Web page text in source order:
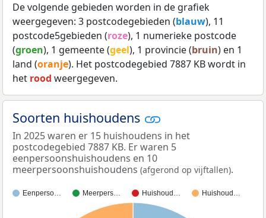
De volgende gebieden worden in de grafiek
weergegeven: 3 postcodegebieden (blauw), 11
postcode5gebieden (roze), 1 numerieke postcode
(groen), 1 gemeente (geel), 1 provincie (bruin) en 1
land (oranje). Het postcodegebied 7887 KB wordt in
het rood weergegeven.
Soorten huishoudens
In 2025 waren er 15 huishoudens in het
postcodegebied 7887 KB. Er waren 5
eenpersoonshuishoudens en 10
meerpersoonshuishoudens (afgerond op vijftallen).
Eenperso… Meerpers… Huishoud… Huishoud…